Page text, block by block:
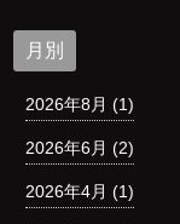
月別
2026年8月 (1)
2026年6月 (2)
2026年4月 (1)